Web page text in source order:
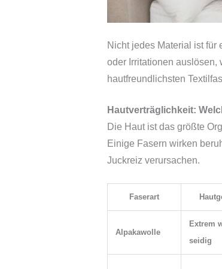
Nicht jedes Material ist für
oder Irritationen auslösen,
hautfreundlichsten
Hautverträglichkeit:
Die Haut ist das größte
Einige Fasern wirken
Juckreiz verursachen.
Faserart
Alpakawolle
Extrem
seidig